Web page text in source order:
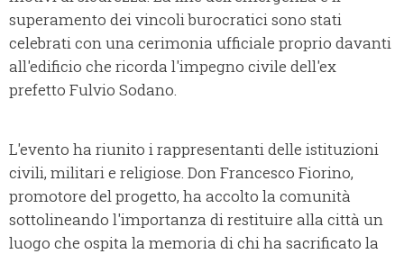
superamento dei vincoli burocratici sono stati
celebrati con una cerimonia ufficiale proprio davanti
all'edificio che ricorda l'impegno civile dell'ex
prefetto Fulvio Sodano.
L'evento ha riunito i rappresentanti delle istituzioni
civili, militari e religiose. Don Francesco Fiorino,
promotore del progetto, ha accolto la comunità
sottolineando l'importanza di restituire alla città un
luogo che ospita la memoria di chi ha sacrificato la